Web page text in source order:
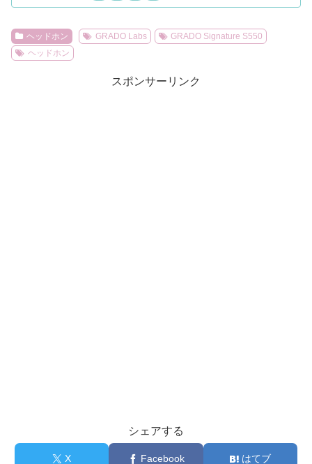
ヘッドホン GRADO Labs
GRADO Signature S550
ヘッドホン
スポンサーリンク
シェアする
X Facebook はてブ